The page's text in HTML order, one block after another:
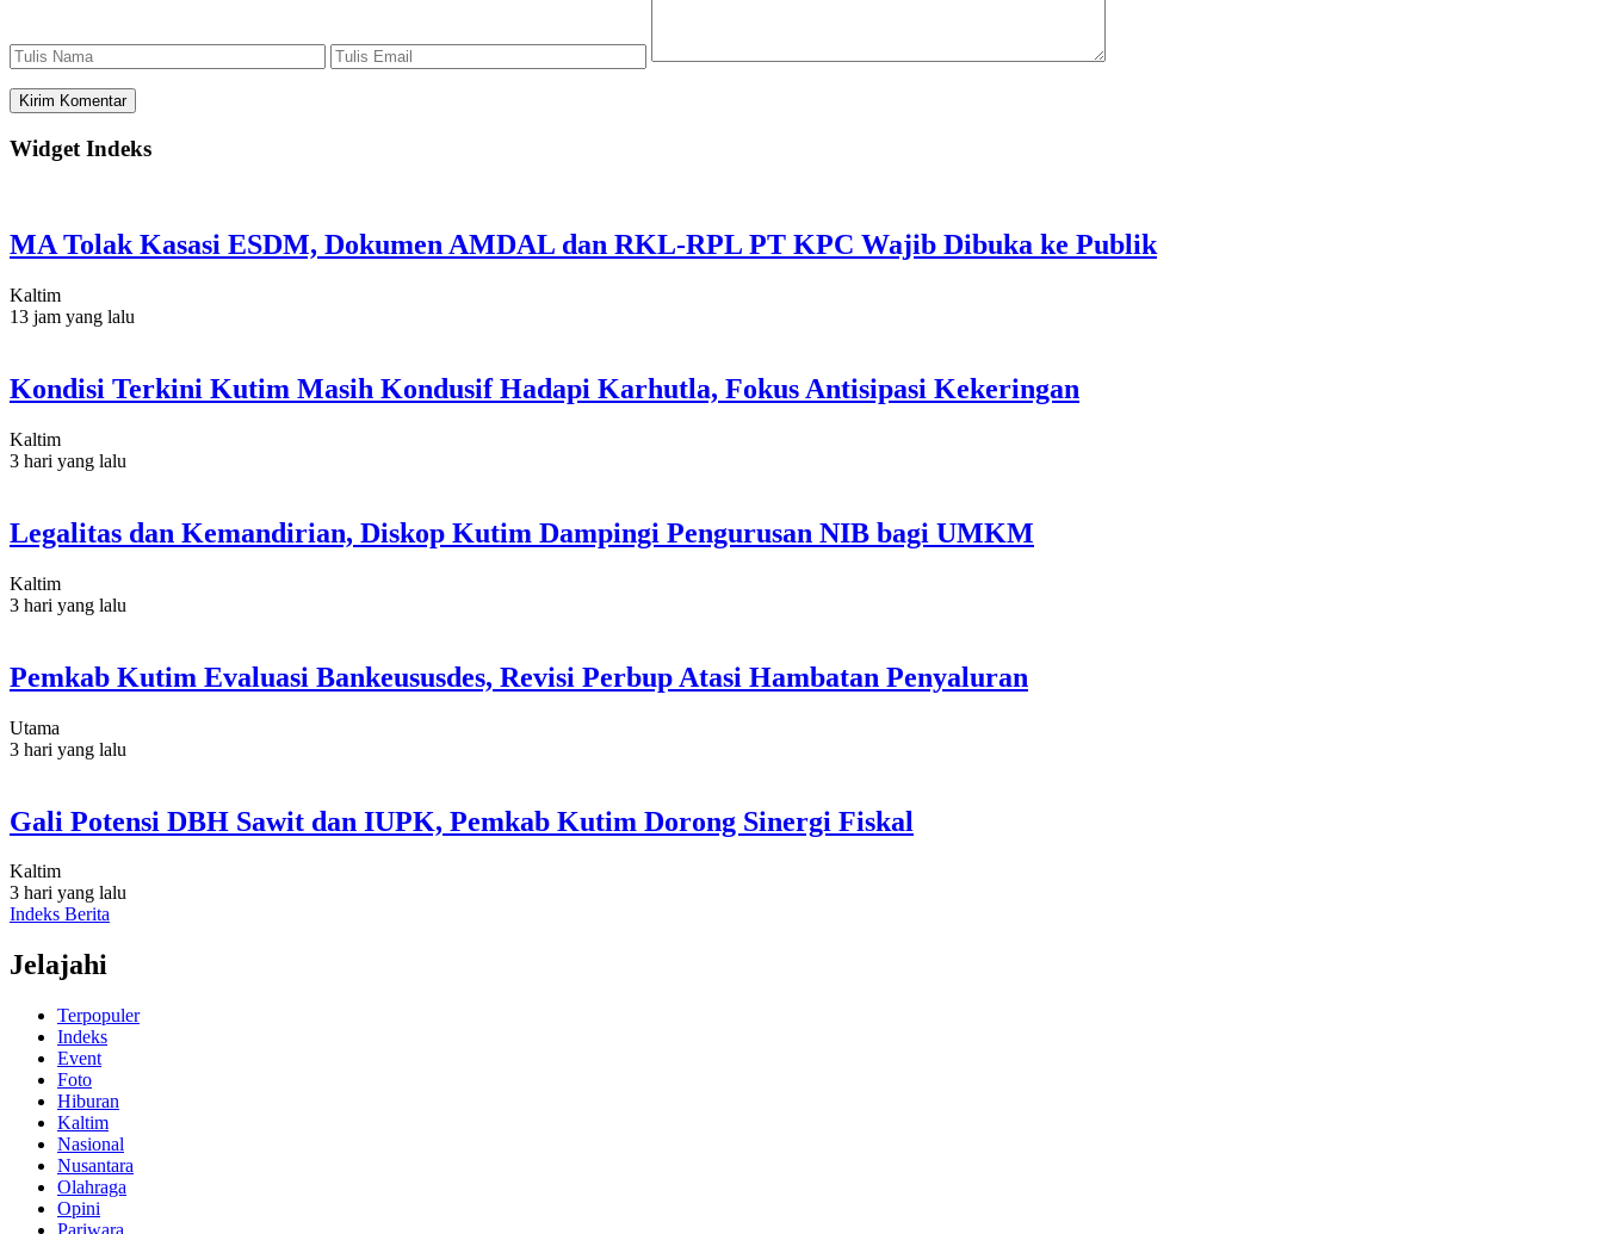
Widget Indeks
MA Tolak Kasasi ESDM, Dokumen AMDAL dan RKL-RPL PT KPC Wajib Dibuka ke Publik
Kaltim
13 jam yang lalu
Kondisi Terkini Kutim Masih Kondusif Hadapi Karhutla, Fokus Antisipasi Kekeringan
Kaltim
3 hari yang lalu
Legalitas dan Kemandirian, Diskop Kutim Dampingi Pengurusan NIB bagi UMKM
Kaltim
3 hari yang lalu
Pemkab Kutim Evaluasi Bankeususdes, Revisi Perbup Atasi Hambatan Penyaluran
Utama
3 hari yang lalu
Gali Potensi DBH Sawit dan IUPK, Pemkab Kutim Dorong Sinergi Fiskal
Kaltim
3 hari yang lalu
Indeks Berita
Jelajahi
Terpopuler
Indeks
Event
Foto
Hiburan
Kaltim
Nasional
Nusantara
Olahraga
Opini